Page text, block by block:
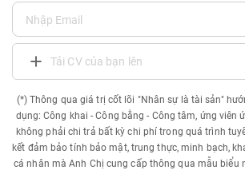
Tải CV của bạn lên
(*) Thông qua giá trị cốt lõi "Nhân sự là tài sản"
dụng: Công khai - Công bằng - Công tâm, ứng viên
không phải chi trả bất kỳ chi phí trong quá trình
kết đảm bảo tính bảo mật, trung thực, minh bạch,
cá nhân mà Anh Chị cung cấp thông qua mẫu biểu